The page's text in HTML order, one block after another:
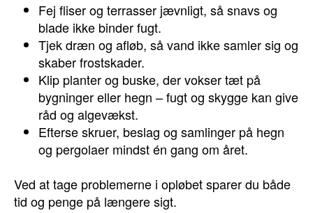
Fej fliser og terrasser jævnligt, så snavs og
blade ikke binder fugt.
Tjek dræn og afløb, så vand ikke samler sig og
skaber frostskader.
Klip planter og buske, der vokser tæt på
bygninger eller hegn – fugt og skygge kan give
råd og algevækst.
Efterse skruer, beslag og samlinger på hegn
og pergolaer mindst én gang om året.
Ved at tage problemerne i opløbet sparer du både
tid og penge på længere sigt.